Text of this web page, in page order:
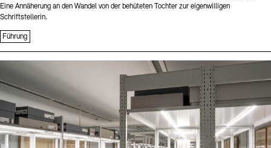
Eine Annäherung an den Wandel von der behüteten Tochter zur eigenwilligen
Schriftstellerin.
Führung